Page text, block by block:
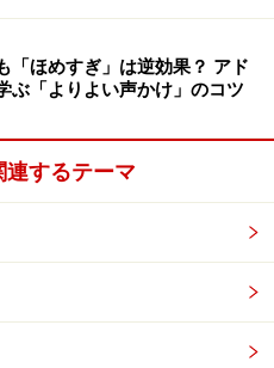
じるポッカリ感。これを
としなくなります。そのと
に頑張って育ててきたんだ
自立するとき、就職や結婚
の巣症候群は訪れます。詳
感…「空の巣症候群」の克
「ほめすぎ」は逆効果？ アド
ぶ「よりよい声かけ」のコツ
連するテーマ